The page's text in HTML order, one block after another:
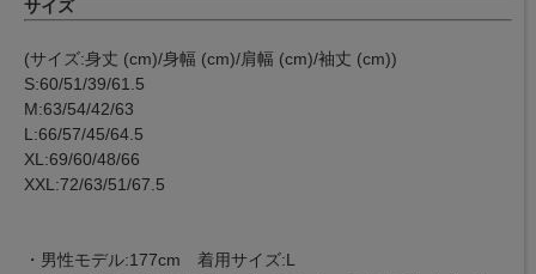
サイズ
(サイズ:身丈 (cm)/身幅 (cm)/肩幅 (cm)/袖丈 (cm))
S:60/51/39/61.5
M:63/54/42/63
L:66/57/45/64.5
XL:69/60/48/66
XXL:72/63/51/67.5
・男性モデル:177cm 着用サイズ:L